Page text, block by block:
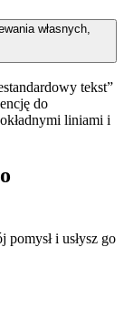
własnych,
tekst”
do
liniami i
i usłysz go